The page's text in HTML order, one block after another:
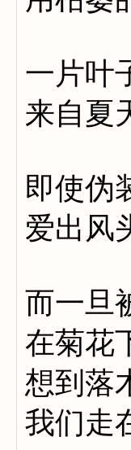
一片叶
来自夏
即使伪
爱出风
而一旦
在菊花
想到落
我们走